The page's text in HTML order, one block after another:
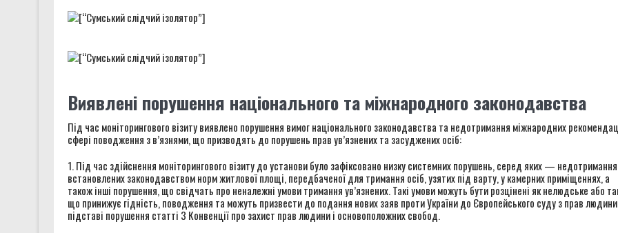
Виявлені порушення національного та міжнародного законодавства
Під час моніторингового візиту виявлено порушення вимог національного законодавства та недотримання міжнародних
сфері поводження з в’язнями, що призводять до порушень прав ув’язнених та засуджених осіб:
1. Під час здійснення моніторингового візиту до установи було зафіксовано низку системних порушень, серед яких — недотримання
встановлених законодавством норм житлової площі, передбаченої для тримання осіб, узятих під варту, у камерних приміщеннях, а
також інші порушення, що свідчать про неналежні умови тримання ув’язнених. Такі умови можуть бути розцінені як нелюдське або
що принижує гідність, поводження та можуть призвести до подання нових заяв проти України до Європейського суду з прав
підставі порушення статті 3 Конвенції про захист прав людини і основоположних свобод.